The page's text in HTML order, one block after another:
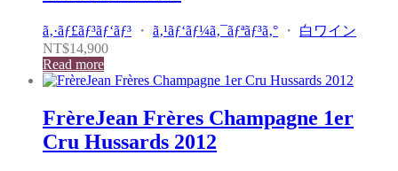
ã‚·ãƒ£ãƒ³ãƒ‘ãƒ³ ・ ã‚¹ãƒ‘ãƒ¼ã‚¯ãƒªãƒ³ã‚° ・ 白ワイン
NT$14,900
Read more
FrèreJean Frères Champagne 1er
Cru Hussards 2012